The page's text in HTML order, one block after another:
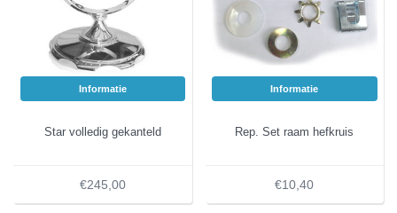
Informatie
Star volledig gekanteld
€245,00
Informatie
Rep. Set raam hefkruis
€10,40